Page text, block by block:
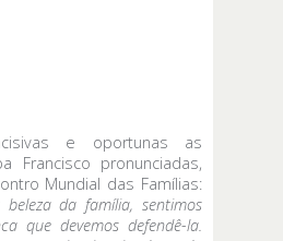
e oportunas as
Francisco pronunciadas,
Mundial das Famílias:
da família, sentimos
que devemos defendê-la.